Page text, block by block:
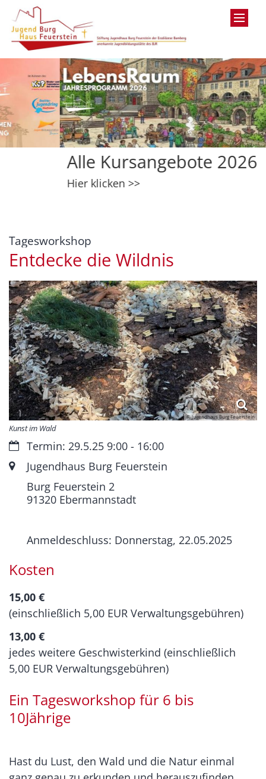
Zum Inhalt springen
Alle Kursangebote 2026
Hier klicken >>
Tagesworkshop
Entdecke die Wildnis
© Jugendhaus Burg Feuerstein
Kunst im Wald
Datum:Termin: 29.5.25 9:00 - 16:00
Ort: Jugendhaus Burg Feuerstein
Burg Feuerstein 2
91320 Ebermannstadt
Anmeldeschluss: Donnerstag, 22.05.2025
Kosten
15,00 €
(einschließlich 5,00 EUR Verwaltungsgebühren)
13,00 €
jedes weitere Geschwisterkind (einschließlich
5,00 EUR Verwaltungsgebühren)
Ein Tagesworkshop für 6 bis
10Jährige
Hast du Lust, den Wald und die Natur einmal